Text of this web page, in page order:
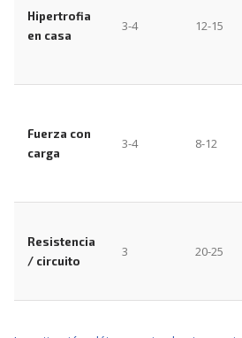
Hipertrofia
en casa
3-4 12-15
Fuerza con
carga
3-4 8-12
Resistencia
/ circuito
3 20-25